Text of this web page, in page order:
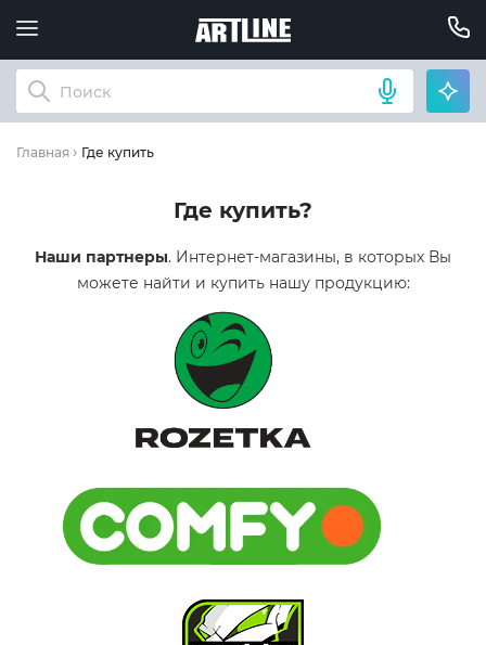
Главная Где купить
Где купить?
Наши партнеры. Интернет-магазины, в которых Вы
можете найти и купить нашу продукцию: